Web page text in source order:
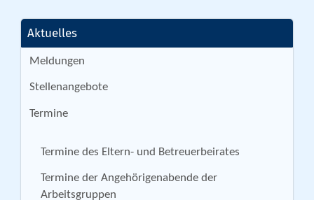
Aktuelles
Meldungen
Stellenangebote
Termine
Termine des Eltern- und Betreuerbeirates
Termine der Angehörigenabende der
Arbeitsgruppen